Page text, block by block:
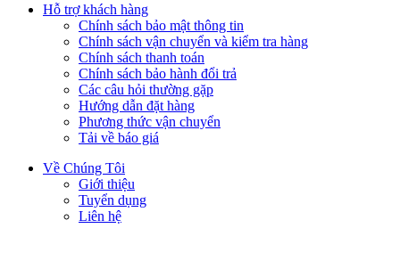
Hỗ trợ khách hàng
Chính sách bảo mật thông tin
Chính sách vận chuyển và kiểm tra hàng
Chính sách thanh toán
Chính sách bảo hành đổi trả
Các câu hỏi thường gặp
Hướng dẫn đặt hàng
Phương thức vận chuyển
Tải về báo giá
Về Chúng Tôi
Giới thiệu
Tuyển dụng
Liên hệ